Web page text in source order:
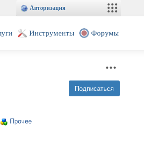
Авторизация
Инструменты Форумы
Прочее